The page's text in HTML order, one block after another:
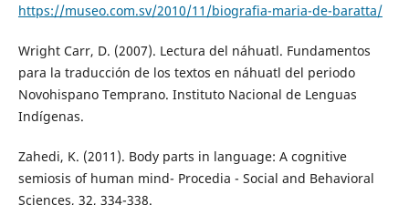
https://museo.com.sv/2010/11/biografia-maria-de-baratta/
Wright Carr, D. (2007). Lectura del náhuatl. Fundamentos
para la traducción de los textos en náhuatl del periodo
Novohispano Temprano. Instituto Nacional de Lenguas
Indígenas.
Zahedi, K. (2011). Body parts in language: A cognitive
semiosis of human mind- Procedia - Social and Behavioral
Sciences, 32, 334-338.